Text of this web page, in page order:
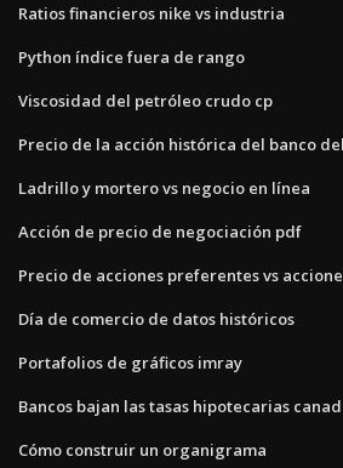
Ratios financieros nike vs industria
Python índice fuera de rango
Viscosidad del petróleo crudo cp
Precio de la acción histórica del banco
Ladrillo y mortero vs negocio en línea
Acción de precio de negociación pdf
Precio de acciones preferentes vs
Día de comercio de datos históricos
Portafolios de gráficos imray
Bancos bajan las tasas hipotecarias
Cómo construir un organigrama